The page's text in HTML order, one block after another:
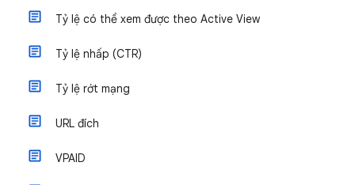
Tỷ lệ có thể xem được theo Active View
Tỷ lệ nhấp (CTR)
Tỷ lệ rớt mạng
URL đích
VPAID